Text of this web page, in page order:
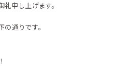
申し上げます。
通りです。